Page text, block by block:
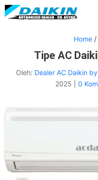
Langsung
ke
Home/
Tipe AC
Oleh: Dealer AC Daikin
2025
0